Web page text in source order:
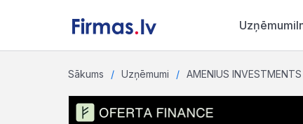
Uzņēmumi
Sākums Uzņēmumi AMENIUS